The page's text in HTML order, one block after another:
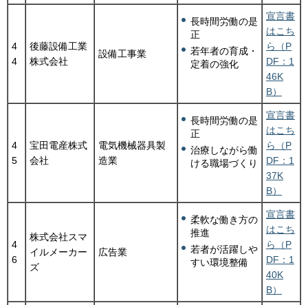
4
4
後藤設備工業
株式会社
設備工事業
長時間労働の是
正
若年者の育成・
定着の強化
宣言書
はこち
ら（P
DF：1
46K
B）
4
5
宝田電産株式
会社
電気機械器具製
造業
長時間労働の是
正
治療しながら働
ける職場づくり
宣言書
はこち
ら（P
DF：1
37K
B）
4
6
株式会社スマ
イルメーカー
ズ
広告業
柔軟な働き方の
推進
若者が活躍しや
すい環境整備
宣言書
はこち
ら（P
DF：1
40K
B）